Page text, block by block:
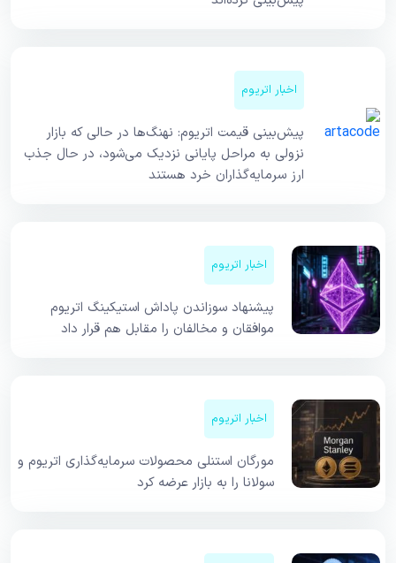
اخبار اتریوم
پیش‌بینی قیمت اتریوم: نهنگ‌ها در حالی که بازار
نزولی به مراحل پایانی نزدیک می‌شود، در حال جذب
ارز سرمایه‌گذاران خرد هستند
اخبار اتریوم
پیشنهاد سوزاندن پاداش استیکینگ اتریوم
موافقان و مخالفان را مقابل هم قرار داد
اخبار اتریوم
مورگان استنلی محصولات سرمایه‌گذاری اتریوم و
سولانا را به بازار عرضه کرد